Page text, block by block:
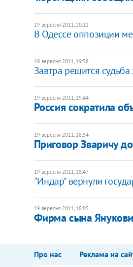
19 вересня 2011, 20:12
В Одессе оппозиции
19 вересня 2011, 19:58
Завтра решится
19 вересня 2011, 19:44
Россия сократила
19 вересня 2011, 18:54
Приговор Зваричу
19 вересня 2011, 18:47
"Индар" вернули
19 вересня 2011, 18:05
Фирма сына
Про нас Реклама на